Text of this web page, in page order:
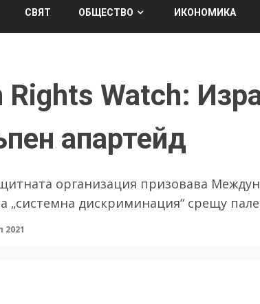
СВЯТ ОБЩЕСТВО ИКОНОМИКА
Rights Watch:
апартейд
организация призовава
„системна дискриминация“ срещу
2021